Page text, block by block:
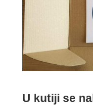
U kutiji se